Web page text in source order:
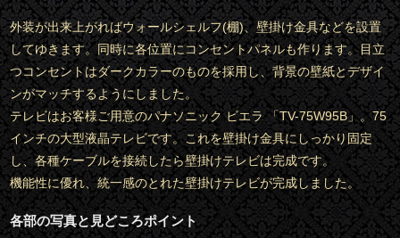
外装が出来上がればウォールシェルフ(棚)、壁掛け金具などを設置
してゆきます。同時に各位置にコンセントパネルも作ります。目立
つコンセントはダークカラーのものを採用し、背景の壁紙とデザイ
ンがマッチするようにしました。
テレビはお客様ご用意のパナソニック ビエラ 「TV-75W95B」。75
インチの大型液晶テレビです。これを壁掛け金具にしっかり固定
し、各種ケーブルを接続したら壁掛けテレビは完成です。
機能性に優れ、統一感のとれた壁掛けテレビが完成しました。
各部の写真と見どころポイント